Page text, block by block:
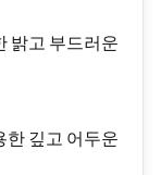
밝고 부드러운
한 깊고 어두운